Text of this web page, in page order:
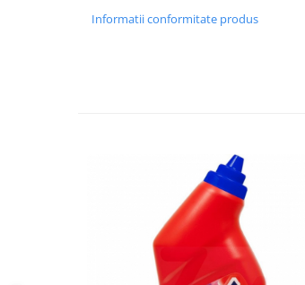
Informatii conformitate produs